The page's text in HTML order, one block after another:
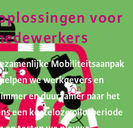
voor
Mobiliteitsaanpak
we werkgevers en
en duurzamer naar het
een kosteloze pilotperiode